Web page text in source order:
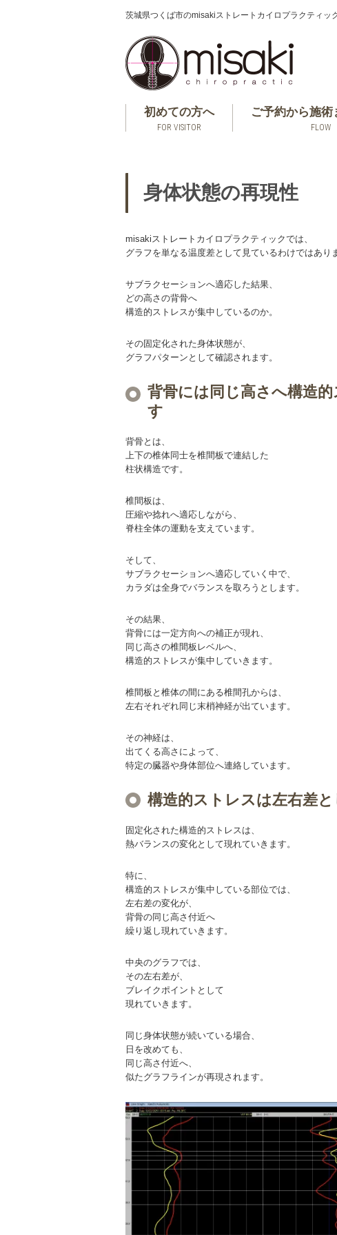
茨城県つくば市のmisakiストレートカイロプラクティッ
初めての方へ
FOR VISITOR
ご予約から施術
FLOW
身体状態の再現性
misakiストレートカイロプラクティックでは、
グラフを単なる温度差として見ているわけではあり
サブラクセーションへ適応した結果、
どの高さの背骨へ
構造的ストレスが集中しているのか。
その固定化された身体状態が、
グラフパターンとして確認されます。
背骨には同じ高さへ構造
す
背骨とは、
上下の椎体同士を椎間板で連結した
柱状構造です。
椎間板は、
圧縮や捻れへ適応しながら、
脊柱全体の運動を支えています。
そして、
サブラクセーションへ適応していく中で、
カラダは全身でバランスを取ろうとします。
その結果、
背骨には一定方向への補正が現れ、
同じ高さの椎間板レベルへ、
構造的ストレスが集中していきます。
椎間板と椎体の間にある椎間孔からは、
左右それぞれ同じ末梢神経が出ています。
その神経は、
出てくる高さによって、
特定の臓器や身体部位へ連絡しています。
構造的ストレスは左右差
固定化された構造的ストレスは、
熱バランスの変化として現れていきます。
特に、
構造的ストレスが集中している部位では、
左右差の変化が、
背骨の同じ高さ付近へ
繰り返し現れていきます。
中央のグラフでは、
その左右差が、
ブレイクポイントとして
現れていきます。
同じ身体状態が続いている場合、
日を改めても、
同じ高さ付近へ、
似たグラフラインが再現されます。